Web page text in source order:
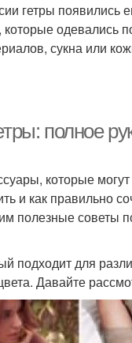
гетры
одевались
сукна или
полное
которые
и как правильно
полезные советы
подходит для
Давайте